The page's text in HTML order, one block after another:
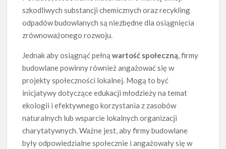
szkodliwych substancji chemicznych oraz recykling
odpadów budowlanych są niezbędne dla osiągnięcia
zrównoważonego rozwoju.
Jednak aby osiągnąć pełnąwartość społeczną, firmy
budowlane powinny również angażować się w
projekty społeczności lokalnej. Mogą to być
inicjatywy dotyczące edukacji młodzieży na temat
ekologii i efektywnego korzystania z zasobów
naturalnych lub wsparcie lokalnych organizacji
charytatywnych. Ważne jest, aby firmy budowlane
były odpowiedzialne społecznie i angażowały się w